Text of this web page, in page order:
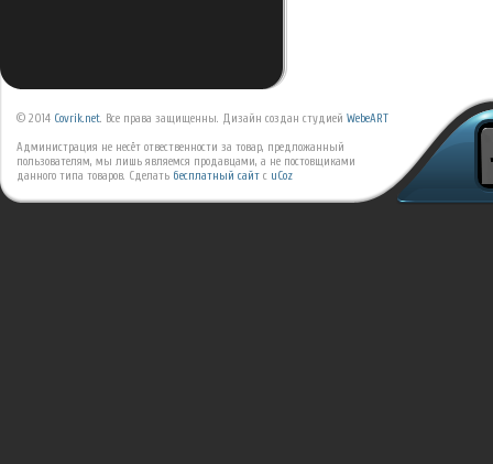
© 2014 Covrik.net. Все права защищенны. Дизайн создан студией WebeART
Администрация не несёт отвественности за товар, предложанный
пользователям, мы лишь являемся продавцами, а не постовщиками
данного типа товаров. Сделать бесплатный сайт с uCoz